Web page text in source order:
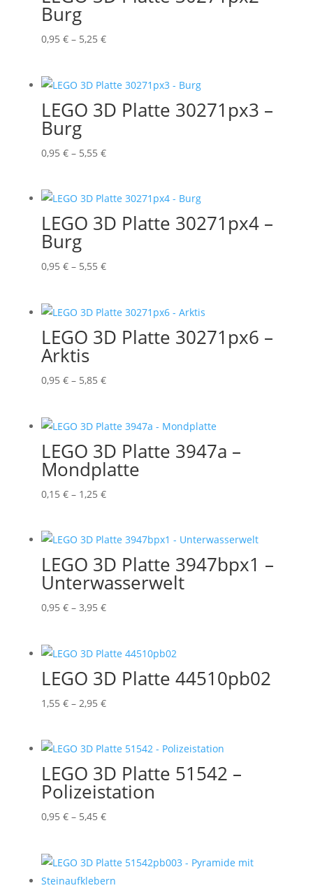
Burg
0,95 € – 5,25 €Preisspanne:
5,25 €
LEGO 3D Platte 30271px3 –
Burg
0,95 € – 5,55 €Preisspanne:
5,55 €
LEGO 3D Platte 30271px4 –
Burg
0,95 € – 5,55 €Preisspanne:
5,55 €
LEGO 3D Platte 30271px6 –
Arktis
0,95 € – 5,85 €Preisspanne:
5,85 €
LEGO 3D Platte 3947a –
Mondplatte
0,15 € – 1,25 €Preisspanne:
1,25 €
LEGO 3D Platte 3947bpx1 –
Unterwasserwelt
0,95 € – 3,95 €Preisspanne:
3,95 €
LEGO 3D Platte 44510pb02
1,55 € – 2,95 €Preisspanne:
2,95 €
LEGO 3D Platte 51542 –
Polizeistation
0,95 € – 5,45 €Preisspanne:
5,45 €